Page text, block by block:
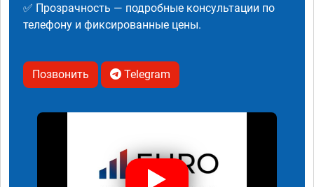
✅ Прозрачность — подробные консультации по
телефону и фиксированные цены.
Позвонить Telegram